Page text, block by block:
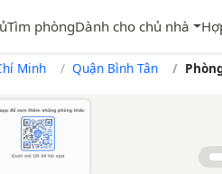
Tìm phòngDành cho chủ nhà
Minh Quận Bình Tân